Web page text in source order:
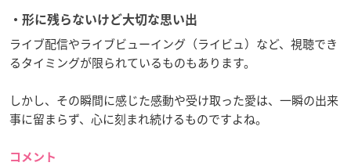
・形に残らないけど大切な思い出
ライブ配信やライブビューイング（ライビュ）など、視聴でき
るタイミングが限られているものもあります。
しかし、その瞬間に感じた感動や受け取った愛は、一瞬の出来
事に留まらず、心に刻まれ続けるものですよね。
コメント